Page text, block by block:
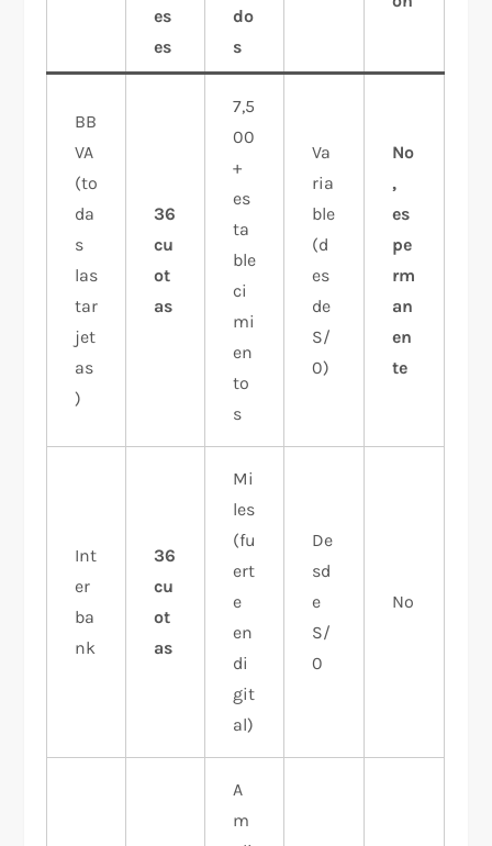
es
es
do
s
BB
VA
(to
da
s
las
tar
jet
as
)
36
cu
ot
as
7,5
00
+
es
ta
ble
ci
mi
en
to
s
Va
ria
ble
(d
es
de
S/
0)
No
,
es
pe
rm
an
en
te
Int
er
ba
nk
36
cu
ot
as
Mi
les
(fu
ert
e
en
di
git
al)
De
sd
e
S/
0
No
A
m